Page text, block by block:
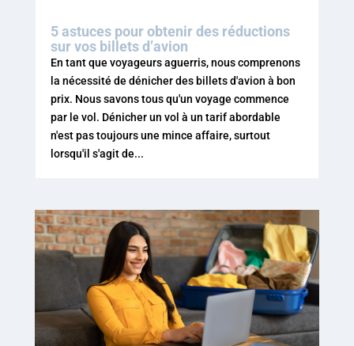
5 astuces pour obtenir des réductions
sur vos billets d’avion
En tant que voyageurs aguerris, nous comprenons
la nécessité de dénicher des billets d'avion à bon
prix. Nous savons tous qu'un voyage commence
par le vol. Dénicher un vol à un tarif abordable
n'est pas toujours une mince affaire, surtout
lorsqu'il s'agit de...